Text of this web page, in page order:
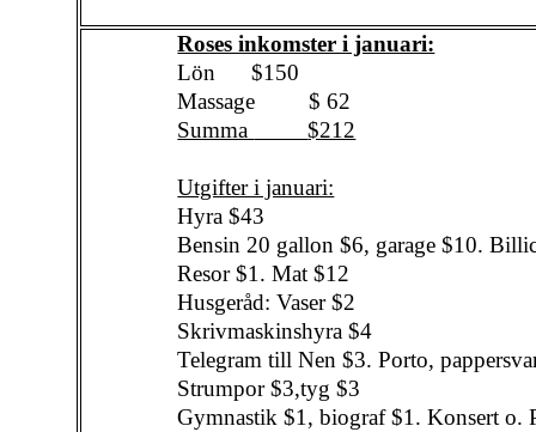
Roses inkomster i januari:
Lön
$150
Massage
$ 62
Summa
$212
Utgifter i januari:
Hyra $43
Bensin 20 gallon $6, garage $10.
Resor $1. Mat $12
Husgeråd: Vaser $2
Skrivmaskinshyra $4
Telegram till Nen $3. Porto,
Strumpor $3,tyg $3
Gymnastik $1, biograf $1. Konsert o.